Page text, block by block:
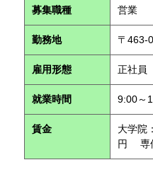
募集職種 営業
勤務地 〒463-
雇用形態 正社員
就業時間 9:00～
賃金
大学
円 専